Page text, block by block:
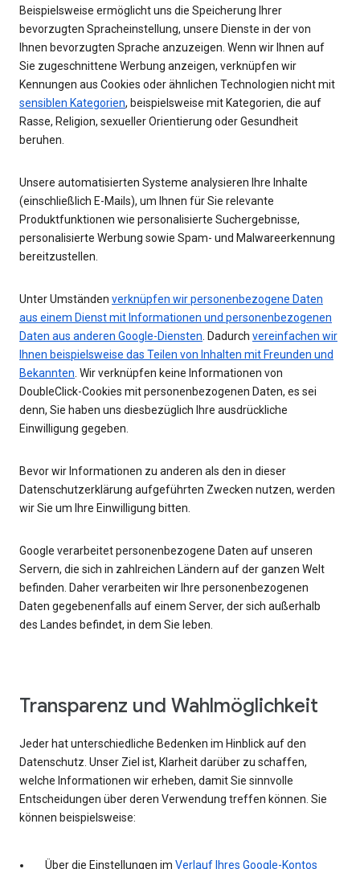
Beispielsweise ermöglicht uns die Speicherung Ihrer
bevorzugten Spracheinstellung, unsere Dienste in der von
Ihnen bevorzugten Sprache anzuzeigen. Wenn wir Ihnen auf
Sie zugeschnittene Werbung anzeigen, verknüpfen wir
Kennungen aus Cookies oder ähnlichen Technologien nicht mit
sensiblen Kategorien, beispielsweise mit Kategorien, die auf
Rasse, Religion, sexueller Orientierung oder Gesundheit
beruhen.
Unsere automatisierten Systeme analysieren Ihre Inhalte
(einschließlich E-Mails), um Ihnen für Sie relevante
Produktfunktionen wie personalisierte Suchergebnisse,
personalisierte Werbung sowie Spam- und Malwareerkennung
bereitzustellen.
Unter Umständen verknüpfen wir personenbezogene Daten
aus einem Dienst mit Informationen und personenbezogenen
Daten aus anderen Google-Diensten. Dadurch vereinfachen wir
Ihnen beispielsweise das Teilen von Inhalten mit Freunden und
Bekannten. Wir verknüpfen keine Informationen von
DoubleClick-Cookies mit personenbezogenen Daten, es sei
denn, Sie haben uns diesbezüglich Ihre ausdrückliche
Einwilligung gegeben.
Bevor wir Informationen zu anderen als den in dieser
Datenschutzerklärung aufgeführten Zwecken nutzen, werden
wir Sie um Ihre Einwilligung bitten.
Google verarbeitet personenbezogene Daten auf unseren
Servern, die sich in zahlreichen Ländern auf der ganzen Welt
befinden. Daher verarbeiten wir Ihre personenbezogenen
Daten gegebenenfalls auf einem Server, der sich außerhalb
des Landes befindet, in dem Sie leben.
Transparenz und Wahlmöglichkeit
Jeder hat unterschiedliche Bedenken im Hinblick auf den
Datenschutz. Unser Ziel ist, Klarheit darüber zu schaffen,
welche Informationen wir erheben, damit Sie sinnvolle
Entscheidungen über deren Verwendung treffen können. Sie
können beispielsweise:
Über die Einstellungen im Verlauf Ihres Google-Kontos